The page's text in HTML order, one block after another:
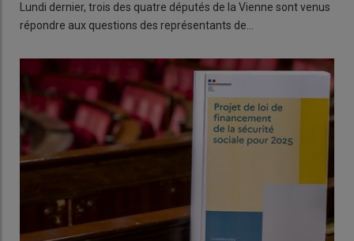
Lundi dernier, trois des quatre députés de la Vienne sont venus
répondre aux questions des représentants de…